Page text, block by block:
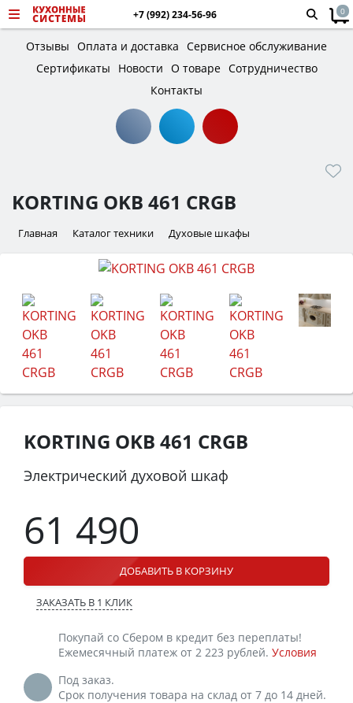
+7 (992) 234-56-96 0
Отзывы Оплата и доставка Сервисное обслуживание
Сертификаты
Новости О товаре Сотрудничество
Контакты
KORTING OKB 461 CRGB
Главная Каталог техники Духовые шкафы
KORTING OKB 461 CRGB
Электрический духовой шкаф
61 490
ДОБАВИТЬ В КОРЗИНУ
ЗАКАЗАТЬ В 1 КЛИК
Покупай со Сбером в кредит без переплаты!
Ежемесячный платеж от 2 223 рублей. Условия
Под заказ.
Срок получения товара на склад от 7 до 14 дней.